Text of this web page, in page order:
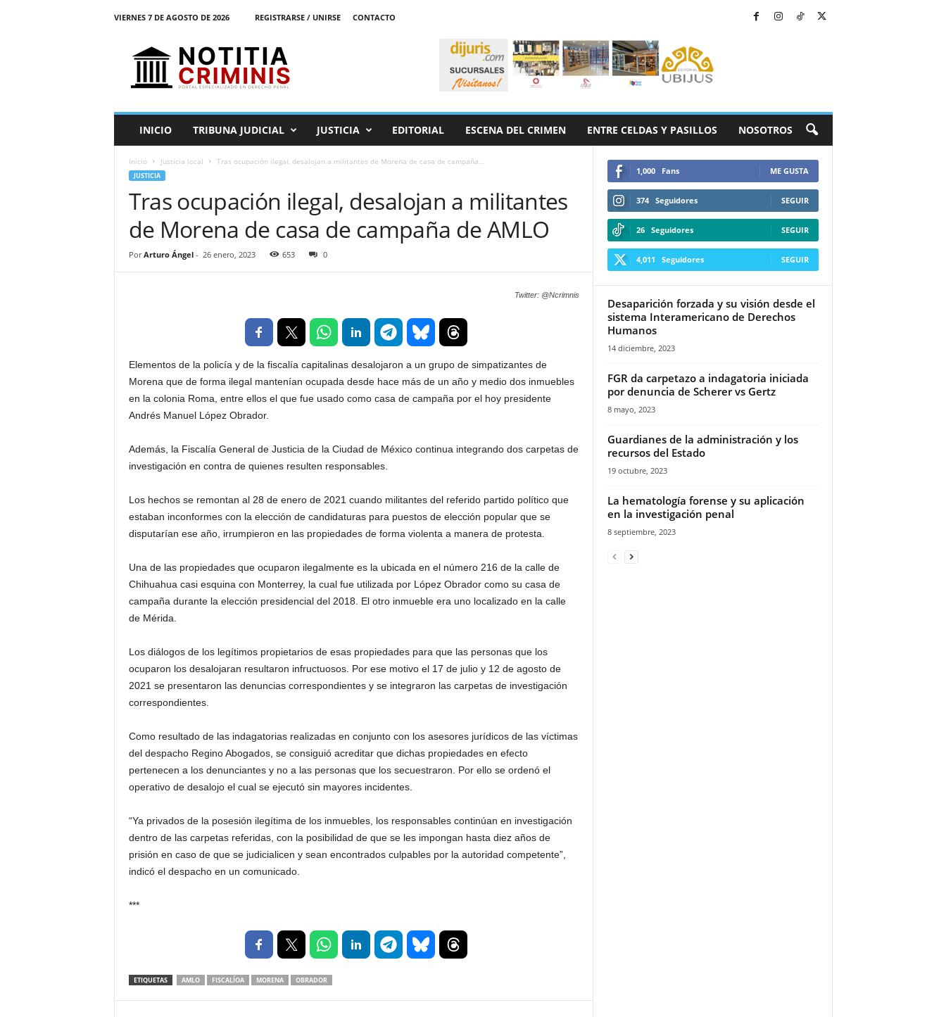
VIERNES 7 DE AGOSTO DE 2026 REGISTRARSE / UNIRSE
CONTACTO
l
INICIO TRIBUNA JUDICIAL JUSTICIA EDITORIAL ESCENA DEL CRIMEN ENTRE CELDAS Y PASILLOS NOSOTROS
Inicio Justicia local Tras ocupación ilegal, desalojan a militantes de Morena de casa de campaña...
JUSTICIA
Tras ocupación ilegal, desalojan a militantes
de Morena de casa de campaña de AMLO
Por Arturo Ángel- 26 enero, 2023 653 0
Twitter: @Ncrimnis
Elementos de la policía y de la fiscalía capitalinas desalojaron a un grupo de simpatizantes de
Morena que de forma ilegal mantenían ocupada desde hace más de un año y medio dos inmuebles
en la colonia Roma, entre ellos el que fue usado como casa de campaña por el hoy presidente
Andrés Manuel López Obrador.
Además, la Fiscalía General de Justicia de la Ciudad de México continua integrando dos carpetas de
investigación en contra de quienes resulten responsables.
Los hechos se remontan al 28 de enero de 2021 cuando militantes del referido partido político que
estaban inconformes con la elección de candidaturas para puestos de elección popular que se
disputarían ese año, irrumpieron en las propiedades de forma violenta a manera de protesta.
Una de las propiedades que ocuparon ilegalmente es la ubicada en el número 216 de la calle de
Chihuahua casi esquina con Monterrey, la cual fue utilizada por López Obrador como su casa de
campaña durante la elección presidencial del 2018. El otro inmueble era uno localizado en la calle
de Mérida.
Los diálogos de los legítimos propietarios de esas propiedades para que las personas que los
ocuparon los desalojaran resultaron infructuosos. Por ese motivo el 17 de julio y 12 de agosto de
2021 se presentaron las denuncias correspondientes y se integraron las carpetas de investigación
correspondientes.
Como resultado de las indagatorias realizadas en conjunto con los asesores jurídicos de las víctimas
del despacho Regino Abogados, se consiguió acreditar que dichas propiedades en efecto
pertenecen a los denunciantes y no a las personas que los secuestraron. Por ello se ordenó el
operativo de desalojo el cual se ejecutó sin mayores incidentes.
“Ya privados de la posesión ilegítima de los inmuebles, los responsables continúan en investigación
dentro de las carpetas referidas, con la posibilidad de que se les impongan hasta diez años de
prisión en caso de que se judicialicen y sean encontrados culpables por la autoridad competente”,
indicó el despacho en un comunicado.
***
ETIQUETAS AMLO FISCALÍOA MORENA OBRADOR
1,000 Fans ME GUSTA
374 Seguidores SEGUIR
26 Seguidores SEGUIR
4,011 Seguidores SEGUIR
Desaparición forzada y su visión desde el
sistema Interamericano de Derechos
Humanos
14 diciembre, 2023
FGR da carpetazo a indagatoria iniciada
por denuncia de Scherer vs Gertz
8 mayo, 2023
Guardianes de la administración y los
recursos del Estado
19 octubre, 2023
La hematología forense y su aplicación
en la investigación penal
8 septiembre, 2023